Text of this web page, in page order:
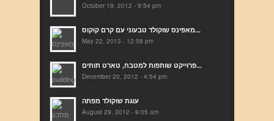
October 19, 2012 - 9:54 pm
מאפינס שוקולד טבעוני עם קרם קוקוס...
May 22, 2013 - 12:56 pm
פרוייקט שותפות למטבח, טארט תותים...
December 20, 2012 - 4:54 pm
עוגת שוקולד מפתה
August 29, 2012 - 9:05 am